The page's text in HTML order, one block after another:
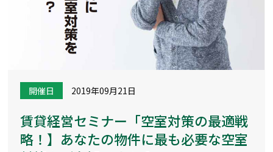
開催日 2019年09月21日
賃貸経営セミナー「空室対策の最適戦
略！】あなたの物件に最も必要な空室